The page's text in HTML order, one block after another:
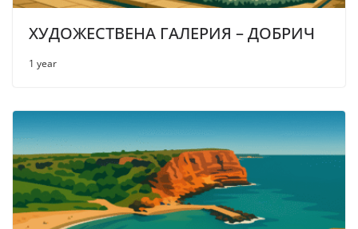
ХУДОЖЕСТВЕНА ГАЛЕРИЯ – ДОБРИЧ
1 year